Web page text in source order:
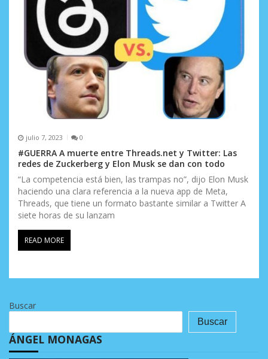
julio 7, 2023 0
#GUERRA A muerte entre Threads.net y Twitter: Las
redes de Zuckerberg y Elon Musk se dan con todo
“La competencia está bien, las trampas no”, dijo Elon Musk
haciendo una clara referencia a la nueva app de Meta,
Threads, que tiene un formato bastante similar a Twitter A
siete horas de su lanzam
READ MORE
Buscar
Buscar
ÁNGEL MONAGAS